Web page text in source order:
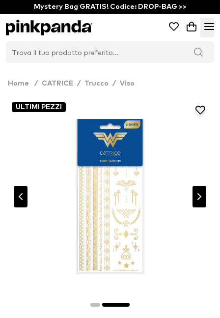
Mystery Bag GRATIS! Codice: DROP-BAG >>
Home / CATRICE / Trucco / Viso
ULTIMI PEZZI